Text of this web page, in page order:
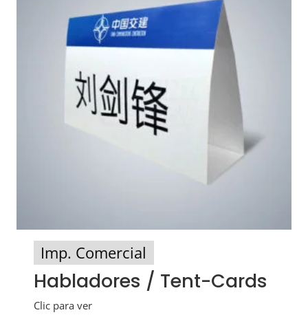
Imp. Comercial
Habladores / Tent-Cards
Clic para ver